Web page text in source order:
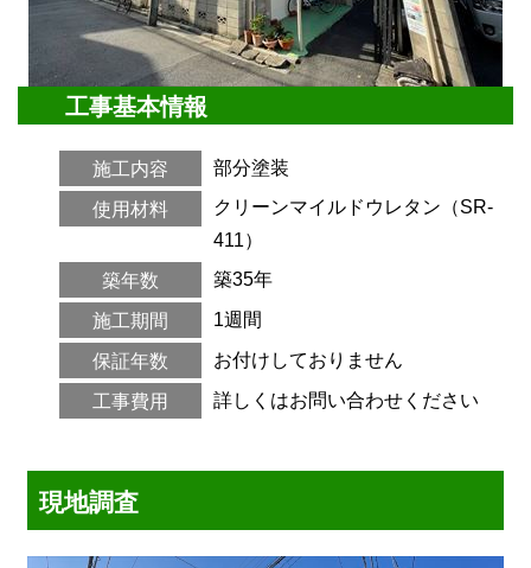
工事基本情報
施工内容 部分塗装
使用材料
クリーンマイルドウレタン（SR-
411）
築年数
築35年
施工期間 1週間
保証年数 お付けしておりません
工事費用 詳しくはお問い合わせください
現地調査